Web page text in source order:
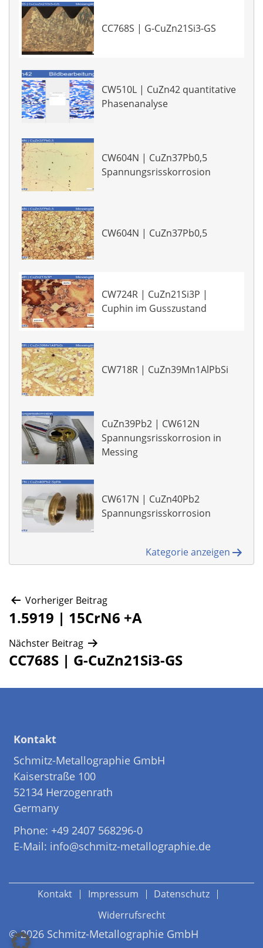
CC768S | G-CuZn21Si3-GS
CW510L | CuZn42 quantitative
Phasenanalyse
CW604N | CuZn37Pb0,5
Spannungsrisskorrosion
CW604N | CuZn37Pb0,5
CW724R | CuZn21Si3P |
Cuphin im Gusszustand
CW718R | CuZn39Mn1AlPbSi
CuZn39Pb2 | CW612N
Spannungsrisskorrosion in
Messing
CW617N | CuZn40Pb2
Spannungsrisskorrosion
Kategorie anzeigen
Beitragsnavigation
Vorheriger Beitrag
1.5919 | 15CrN6 +A
Nächster Beitrag
CC768S | G-CuZn21Si3-GS
Kontakt
Schmitz-Metallographie GmbH
Kaiserstraße 100
52134 Herzogenrath
Germany
Phone: +49 2407 568296-0
E-Mail: info@schmitz-metallographie.de
Kontakt Impressum
Datenschutz
Widerrufsrecht
© 2026 Schmitz-Metallographie GmbH